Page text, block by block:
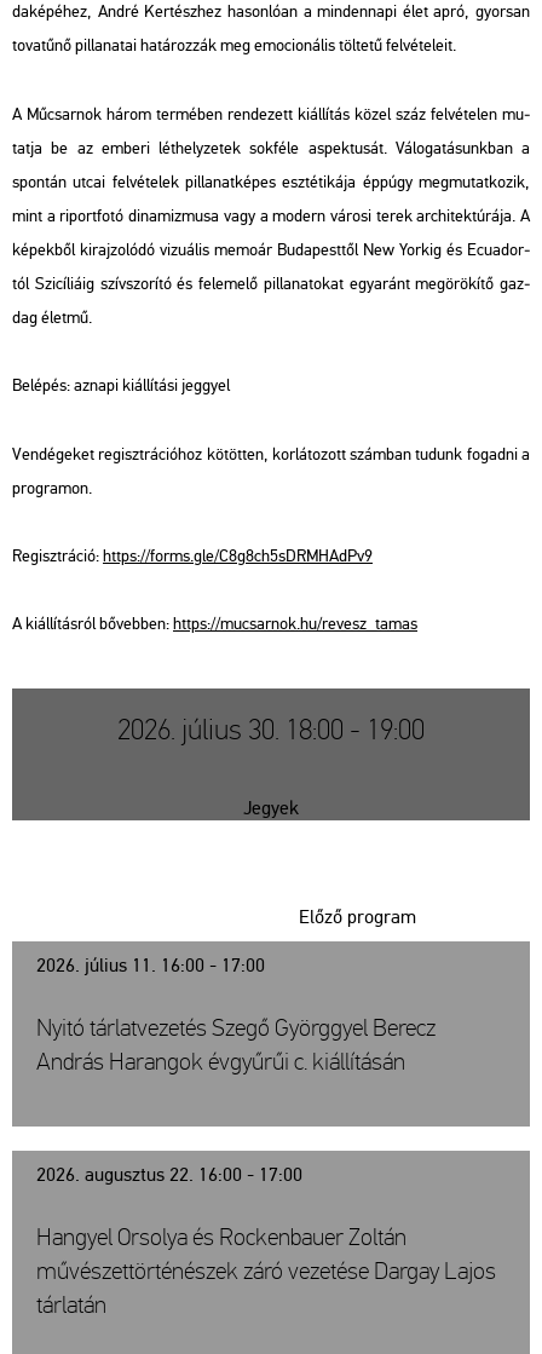
da­ké­pé­hez, André Ker­tész­hez ha­son­ló­an a min­den­na­pi élet apró, gyor­san
to­va­tű­nő pil­la­na­tai ha­tá­roz­zák meg emo­ci­o­ná­lis töl­te­tű fel­vé­te­le­it.
A Mű­csar­nok három ter­mé­ben ren­de­zett ki­ál­lí­tás közel száz fel­vé­te­len mu­
tat­ja be az em­be­ri lét­hely­ze­tek sok­fé­le as­pek­tu­sát. Vá­lo­ga­tá­sunk­ban a
spon­tán utcai fel­vé­te­lek pil­la­nat­ké­pes esz­té­ti­ká­ja épp­úgy meg­mu­tat­ko­zik,
mint a ri­port­fo­tó di­na­miz­mu­sa vagy a mo­dern vá­ro­si terek ar­chi­tek­tú­rá­ja. A
ké­pek­ből ki­raj­zo­ló­dó vi­zu­á­lis me­mo­ár Bu­da­pest­től New Yor­kig és Ecua­dor­
tól Szi­cí­li­á­ig szív­szo­rí­tó és fel­eme­lő pil­la­na­to­kat egy­aránt meg­örö­kí­tő gaz­
dag élet­mű.
Be­lé­pés: az­na­pi ki­ál­lí­tá­si jeggyel
Ven­dé­ge­ket re­giszt­rá­ci­ó­hoz kö­töt­ten, kor­lá­to­zott szám­ban tu­dunk fo­gad­ni a
prog­ra­mon.
Re­giszt­rá­ció:https://​forms.​gle/​C8g​8ch5​sDRM​HAdP​v9
A ki­ál­lí­tás­ról bő­veb­ben:https://​mu­csar­nok.​hu/​re­vesz_​tamas
2026. július 30. 18:00 - 19:00
Jegyek
2026. július 11. 16:00 - 17:00
Előző program
Nyitó tárlatvezetés Szegő Györggyel Berecz
András Harangok évgyűrűi c. kiállításán
2026. augusztus 22. 16:00 - 17:00
Hangyel Orsolya és Rockenbauer Zoltán
művészettörténészek záró vezetése Dargay Lajos
tárlatán